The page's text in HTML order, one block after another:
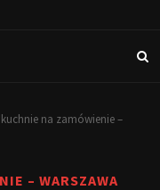
na zamówienie –
– WARSZAWA